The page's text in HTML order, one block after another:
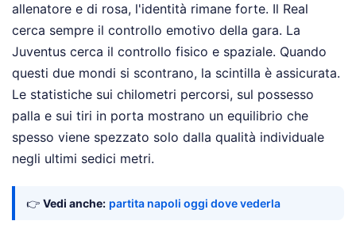
allenatore e di rosa, l'identità rimane forte. Il Real
cerca sempre il controllo emotivo della gara. La
Juventus cerca il controllo fisico e spaziale. Quando
questi due mondi si scontrano, la scintilla è assicurata.
Le statistiche sui chilometri percorsi, sul possesso
palla e sui tiri in porta mostrano un equilibrio che
spesso viene spezzato solo dalla qualità individuale
negli ultimi sedici metri.
👉 Vedi anche: partita napoli oggi dove vederla